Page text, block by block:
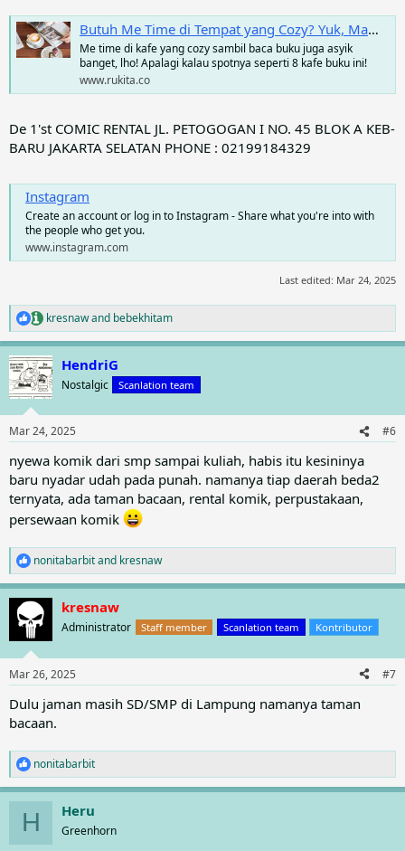
Butuh Me Time di Tempat yang Cozy? Yuk, Mampir ke Kafe Buku di Jabodetabek Ini! - Rukita Stories | Sewa Rumah, Apartemen, Kost Coliving | Sewa Hunian Jangka Panjang
Me time di kafe yang cozy sambil baca buku juga asyik
banget, lho! Apalagi kalau spotnya seperti 8 kafe buku ini!
www.rukita.co
De 1'st COMIC RENTAL JL. PETOGOGAN I NO. 45 BLOK A KEB-
BARU JAKARTA SELATAN PHONE : 02199184329
Instagram
Create an account or log in to Instagram - Share what you're into with
the people who get you.
www.instagram.com
Last edited: Mar 24, 2025
R
e
a
c
t
i
n
s
kresnawand bebekhitam
HendriG
Nostalgic Scanlation team
Mar 24, 2025 #6
nyewa komik dari smp sampai kuliah, habis itu kesininya
baru nyadar udah pada punah. namanya tiap daerah beda2
ternyata, ada taman bacaan, rental komik, perpustakaan,
persewaan komik
R
e
a
c
t
i
n
s
:
nonitabarbitand kresnaw
kresnaw
Administrator Staff member Scanlation team Kontributor
Mar 26, 2025 #7
Dulu jaman masih SD/SMP di Lampung namanya taman
bacaan.
R
e
a
i
nonitabarbit
H Heru
Greenhorn